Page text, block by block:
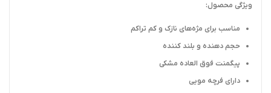
ویژگی محصول:
مناسب برای مژه‌های نازک و کم تراکم
حجم دهنده و بلند کننده
پیگمنت فوق العاده مشکی
دارای فرچه مویی